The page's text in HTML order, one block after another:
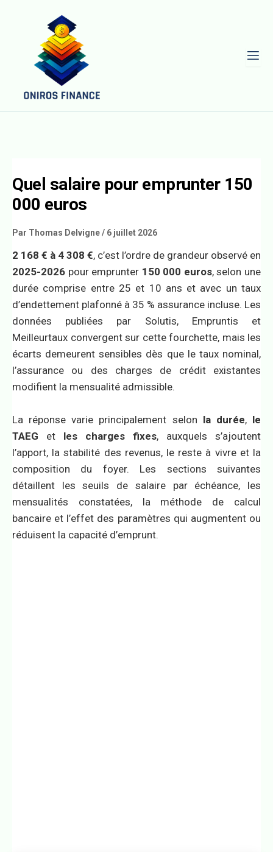
Quel salaire pour emprunter 150
000 euros
Par Thomas Delvigne/ 6 juillet 2026
2 168 € à 4 308 €, c’est l’ordre de grandeur observé en
2025-2026 pour emprunter 150 000 euros, selon une
durée comprise entre 25 et 10 ans et avec un taux
d’endettement plafonné à 35 % assurance incluse. Les
données publiées par Solutis, Empruntis et
Meilleurtaux convergent sur cette fourchette, mais les
écarts demeurent sensibles dès que le taux nominal,
l’assurance ou des charges de crédit existantes
modifient la mensualité admissible.
La réponse varie principalement selon la durée, le
TAEG et les charges fixes, auxquels s’ajoutent
l’apport, la stabilité des revenus, le reste à vivre et la
composition du foyer. Les sections suivantes
détaillent les seuils de salaire par échéance, les
mensualités constatées, la méthode de calcul
bancaire et l’effet des paramètres qui augmentent ou
réduisent la capacité d’emprunt.